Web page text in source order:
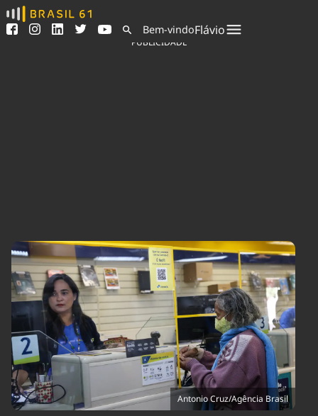
Ver todas as notícias
Podcasts
Indicadores
Agronegócios
Brasil
Brasil Mineral
Ciência &
Tecnologia
Cinema
Comportamento
Cultura
Economia
Educação
Infraestrutura
Internacional
Meio Ambiente
Podcast
Política
Saúde
Tempo
Bem-vindoFlávio
PUBLICIDADE
Antonio Cruz/Agência Brasil